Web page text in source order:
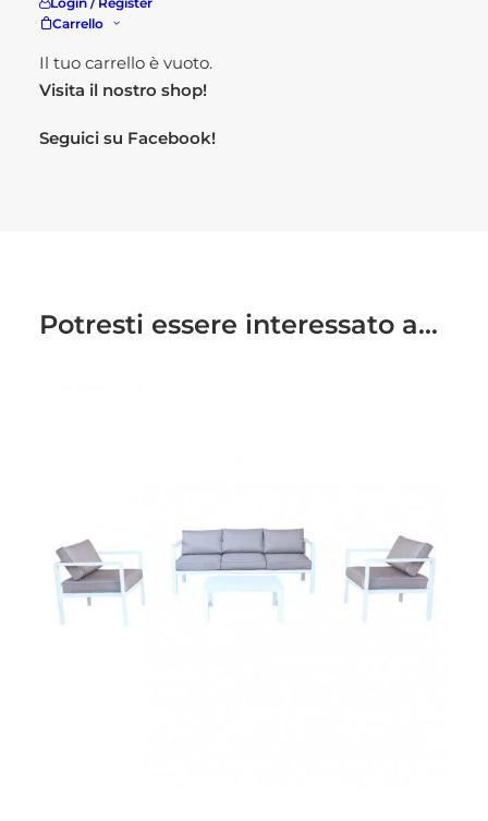
Carrello
Il tuo carrello è vuoto.
Visita il nostro shop!
Seguici su Facebook!
Potresti essere interessato a...